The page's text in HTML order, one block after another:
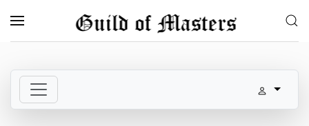
Skip to main content